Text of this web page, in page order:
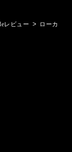
レビュー >
ローカ